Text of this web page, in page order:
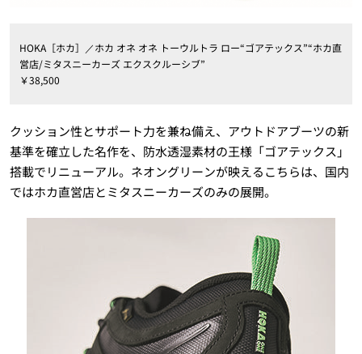
HOKA［ホカ］／ホカ オネ オネ トーウルトラ ロー“ゴアテックス”“ホカ直
営店/ミタスニーカーズ エクスクルーシブ”
￥38,500
クッション性とサポート力を兼ね備え、アウトドアブーツの新
基準を確立した名作を、防水透湿素材の王様「ゴアテックス」
搭載でリニューアル。ネオングリーンが映えるこちらは、国内
ではホカ直営店とミタスニーカーズのみの展開。